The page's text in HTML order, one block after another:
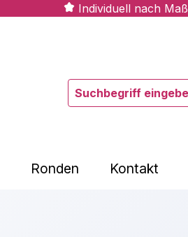
Individuell nach Maß
Ronden Kontakt